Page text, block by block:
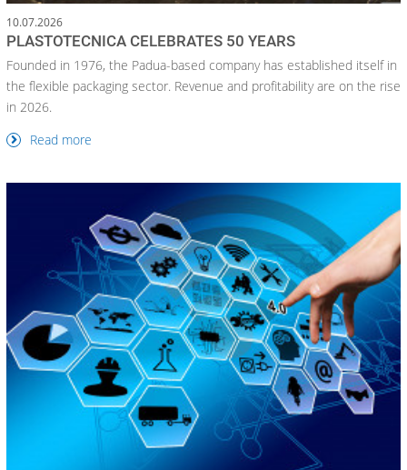
10.07.2026
PLASTOTECNICA CELEBRATES 50 YEARS
Founded in 1976, the Padua-based company has established itself in
the flexible packaging sector. Revenue and profitability are on the rise
in 2026.
Read more